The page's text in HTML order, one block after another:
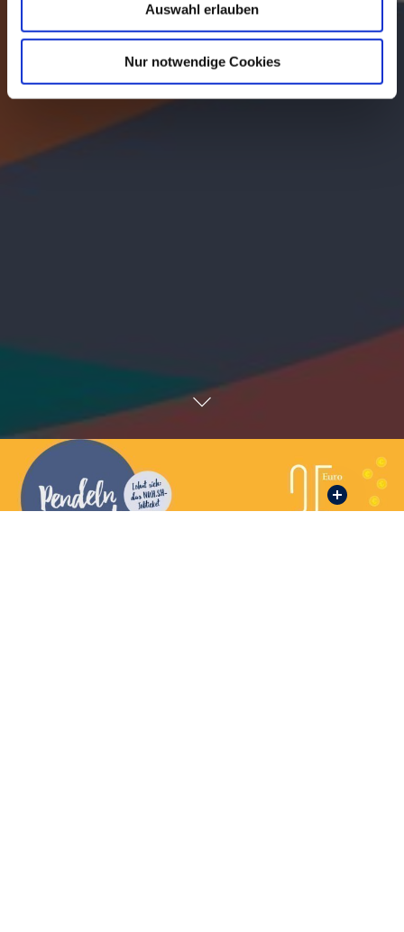
Auswahl erlauben
Nur notwendige Cookies